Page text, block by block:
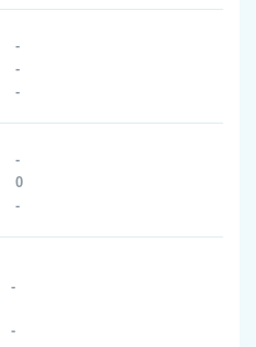
-
-
-
-
0
-
-
-